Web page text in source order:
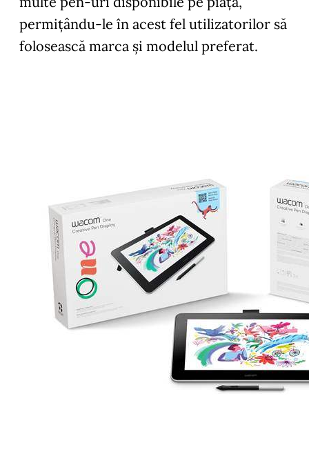
permițându-le în acest fel utilizatorilor să
folosească marca și modelul preferat.